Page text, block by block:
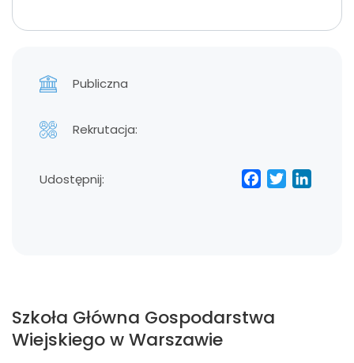
Publiczna
Rekrutacja:
Udostępnij:
Szkoła Główna Gospodarstwa
Wiejskiego w Warszawie